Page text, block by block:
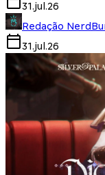
31.jul.26
Redação
31.jul.26